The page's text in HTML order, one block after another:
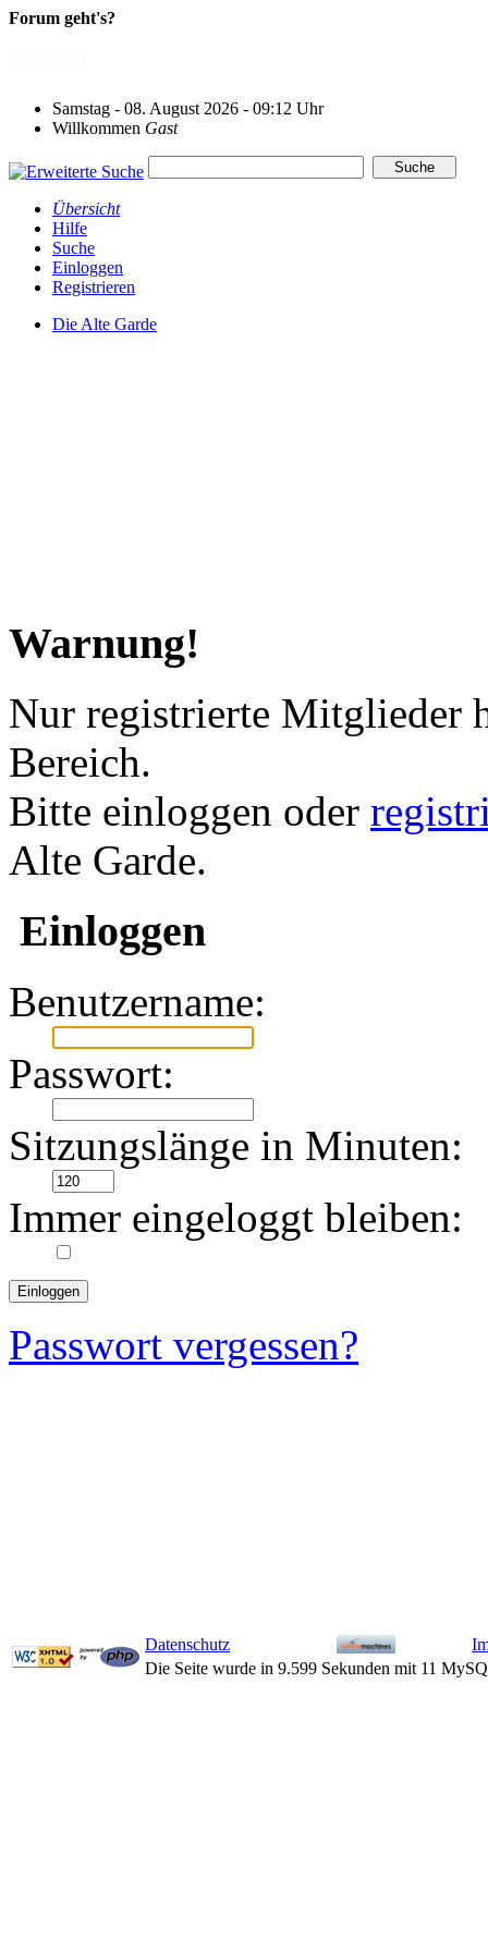
Forum geht's?
Samstag - 08. August 2026 - 09:12 Uhr
Willkommen Gast
Übersicht
Hilfe
Suche
Einloggen
Registrieren
Die Alte Garde
Warnung!
Nur registrierte Mitglieder
Bereich.
Bitte einloggen oder
Alte Garde.
Einloggen
Benutzername:
Passwort:
Sitzungslänge in Minuten:
Immer eingeloggt bleiben:
Passwort vergessen?
Datenschutz
Die Seite wurde in 9.599 Sekunden mit 11